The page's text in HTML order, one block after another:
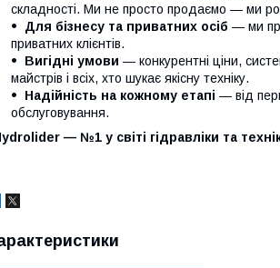
складності. Ми не просто продаємо — ми
Для бізнесу та приватних осіб — ми
приватних клієнтів.
Вигідні умови — конкурентні ціни,
майстрів і всіх, хто шукає якісну техніку.
Надійність на кожному етапі — від
обслуговування.
— №1 у світі гідравліки та